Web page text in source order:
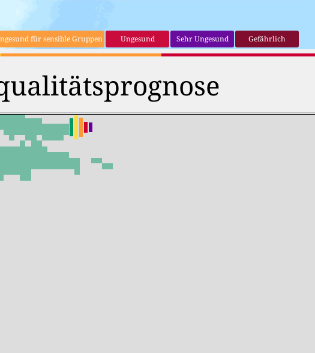
für sensible Gruppen Ungesund Sehr Ungesund Gefährlich